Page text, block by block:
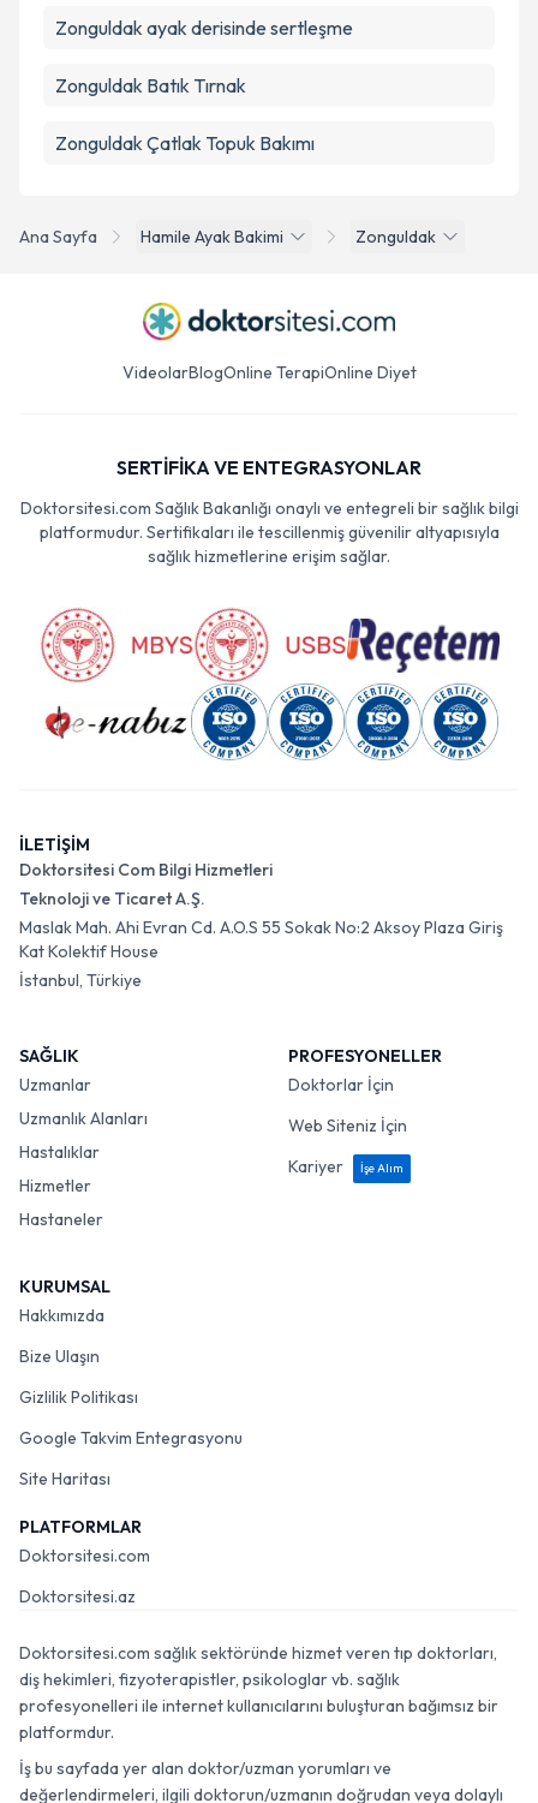
Ana Sayfa Hamile Ayak Bakimi Zonguldak
Zonguldak ayak derisinde sertleşme
Zonguldak Batık Tırnak
Zonguldak Çatlak Topuk Bakımı
VideolarBlogOnline TerapiOnline Diyet
SERTİFİKA VE ENTEGRASYONLAR
Doktorsitesi.com Sağlık Bakanlığı onaylı ve entegreli bir sağlık bilgi
platformudur. Sertifikaları ile tescillenmiş güvenilir altyapısıyla
sağlık hizmetlerine erişim sağlar.
İLETİŞİM
Doktorsitesi Com Bilgi Hizmetleri
Teknoloji ve Ticaret A.Ş.
Maslak Mah. Ahi Evran Cd. A.O.S 55 Sokak No:2 Aksoy Plaza Giriş
Kat Kolektif House
İstanbul, Türkiye
SAĞLIK
Uzmanlar
Uzmanlık Alanları
Hastalıklar
Hizmetler
Hastaneler
PROFESYONELLER
Doktorlar İçin
Web Siteniz İçin
Kariyer
İşe Alım
KURUMSAL
Hakkımızda
Bize Ulaşın
Gizlilik Politikası
Google Takvim Entegrasyonu
Site Haritası
PLATFORMLAR
Doktorsitesi.com
Doktorsitesi.az
Doktorsitesi.com sağlık sektöründe hizmet veren tıp doktorları,
diş hekimleri, fizyoterapistler, psikologlar vb. sağlık
profesyonelleri ile internet kullanıcılarını buluşturan bağımsız bir
platformdur.
İş bu sayfada yer alan doktor/uzman yorumları ve
değerlendirmeleri, ilgili doktorun/uzmanın doğrudan veya dolaylı